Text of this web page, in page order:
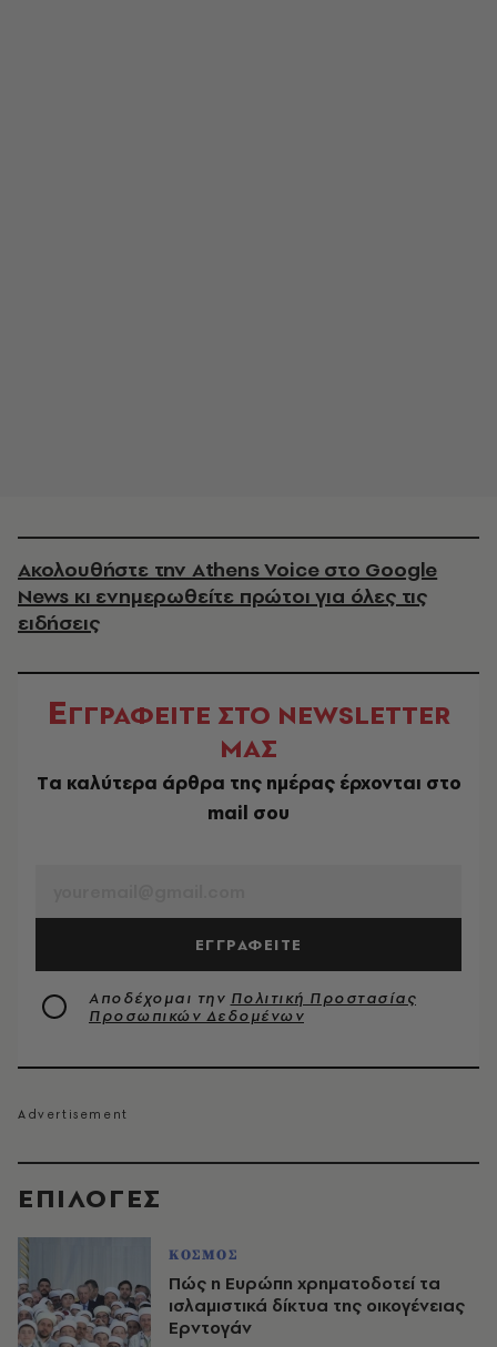
EΠΙΛΟΓΈΣ
ΚΟΣΜΟΣ
Πώς η Ευρώπη χρηματοδοτεί τα
ισλαμιστικά δίκτυα της οικογένειας
Ερντογάν
Ακολουθήστε την Athens Voice στο Google
News κι ενημερωθείτε πρώτοι για όλες τις
ειδήσεις
ΕΓΓΡΑΦΕΙΤΕ ΣΤΟ NEWSLETTER
ΜΑΣ
Tα καλύτερα άρθρα της ημέρας έρχονται στο
mail σου
ΕΓΓΡΑΦΕΙΤΕ
Αποδέχομαι την Πολιτική Προστασίας
Προσωπικών Δεδομένων